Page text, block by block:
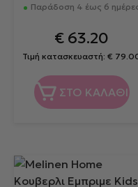
Παράδοση 4 έως 6
€ 63.20
Τιμή κατασκευαστή:€
ΣΤΟ ΚΑΛΑΘΙ